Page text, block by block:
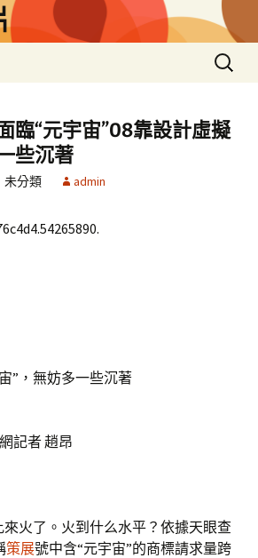
搜
尋
鍵
字:
臨“元宇宙”08靠設計虛擬
些沉著
未分類 admin
”，無妨多一些沉著
記者 趙昂
來火了。火到什么水平？依據天眼查
策展號中含“元宇宙”的商標請求量跨